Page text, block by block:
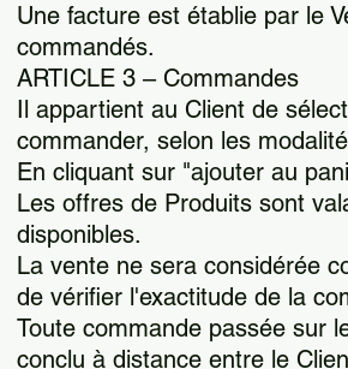
Une facture est établie par le
commandés.
ARTICLE 3 – Commandes
Il appartient au Client de
commander, selon les
En cliquant sur "ajouter au
Les offres de Produits sont
disponibles.
La vente ne sera considérée
de vérifier l'exactitude de la
Toute commande passée sur
conclu à distance entre le